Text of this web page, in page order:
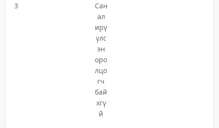
3
Сан
ал
ирү
үлс
эн
оро
лцо
гч
бай
хгү
й